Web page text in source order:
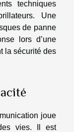
techniques
Une
de panne
lors d’une
la sécurité des
joue
vies. Il est